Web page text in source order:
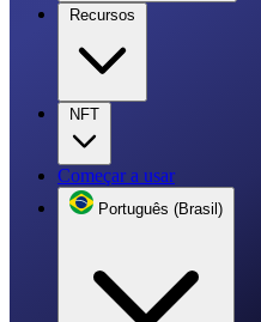
Recursos
NFT
Começar a usar
Português (Brasil)